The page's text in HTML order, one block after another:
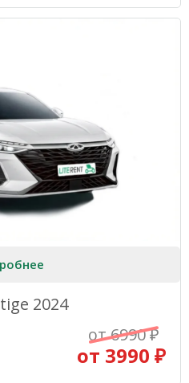
2024
от 6990 ₽
от 3990 ₽